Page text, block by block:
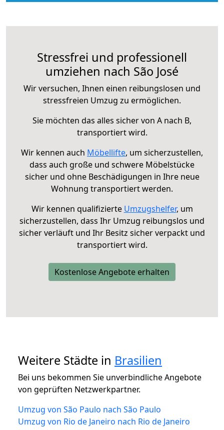
Stressfrei und professionell
umziehen nach São José
Wir versuchen, Ihnen einen reibungslosen und
stressfreien Umzug zu ermöglichen.
Sie möchten das alles sicher von A nach B,
transportiert wird.
Wir kennen auch Möbellifte, um sicherzustellen,
dass auch große und schwere Möbelstücke
sicher und ohne Beschädigungen in Ihre neue
Wohnung transportiert werden.
Wir kennen qualifizierte Umzugshelfer, um
sicherzustellen, dass Ihr Umzug reibungslos und
sicher verläuft und Ihr Besitz sicher verpackt und
transportiert wird.
Kostenlose Angebote erhalten
Weitere Städte in Brasilien
Bei uns bekommen Sie unverbindliche Angebote
von geprüften Netzwerkpartner.
Umzug von São Paulo nach São Paulo
Umzug von Rio de Janeiro nach Rio de Janeiro